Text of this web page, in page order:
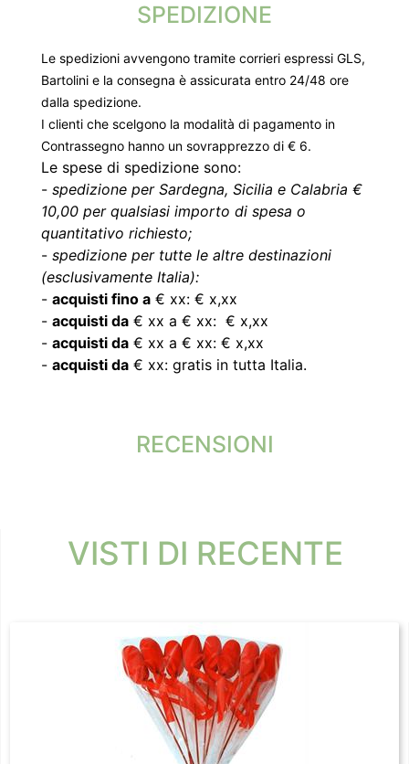
SPEDIZIONE
Le spedizioni avvengono tramite corrieri espressi GLS,
Bartolini e la consegna è assicurata entro 24/48 ore
dalla spedizione.
I clienti che scelgono la modalità di pagamento in
Contrassegno hanno un sovrapprezzo di € 6.
Le spese di spedizione sono:
- spedizione per Sardegna, Sicilia e Calabria €
10,00 per qualsiasi importo di spesa o
quantitativo richiesto;
- spedizione per tutte le altre destinazioni
(esclusivamente Italia):
- acquisti fino a € xx: € x,xx
- acquisti da € xx a € xx: € x,xx
- acquisti da € xx a € xx: € x,xx
- acquisti da € xx: gratis in tutta Italia.
RECENSIONI
VISTI DI RECENTE